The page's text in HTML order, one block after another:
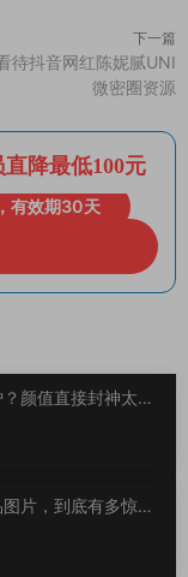
下一篇
待抖音网红陈妮腻UNI
微密圈资源
降最低100元
有效期30天
颜值直接封神太惊
片，到底有多惊